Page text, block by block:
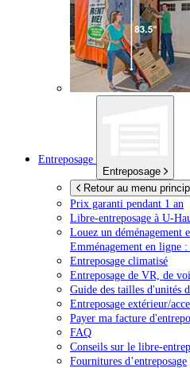
Entreposage
Entreposage
Retour au menu
Prix garanti pendant 1 an
Libre-entreposage à U-
Louez un déménagement
Emménagement en ligne
Entreposage climatisé
Entreposage de VR, de
Guide des tailles d'unités
Entreposage extérieur/
Payer ma facture
FAQ
Conseils sur le libre-
Fournitures d’entreposage